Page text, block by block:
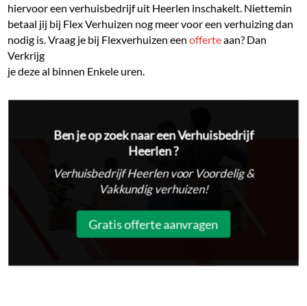
hiervoor een verhuisbedrijf uit Heerlen inschakelt. Niettemin
betaal jij bij Flex Verhuizen nog meer voor een verhuizing dan
nodig is. Vraag je bij Flexverhuizen eenofferteaan? Dan
Verkrijg
je deze al binnen Enkele uren.
Ben je op zoek naar een Verhuisbedrijf
Heerlen ?
Verhuisbedrijf Heerlen voor Voordelig &
Vakkundig verhuizen!
Gratis offerte aanvragen